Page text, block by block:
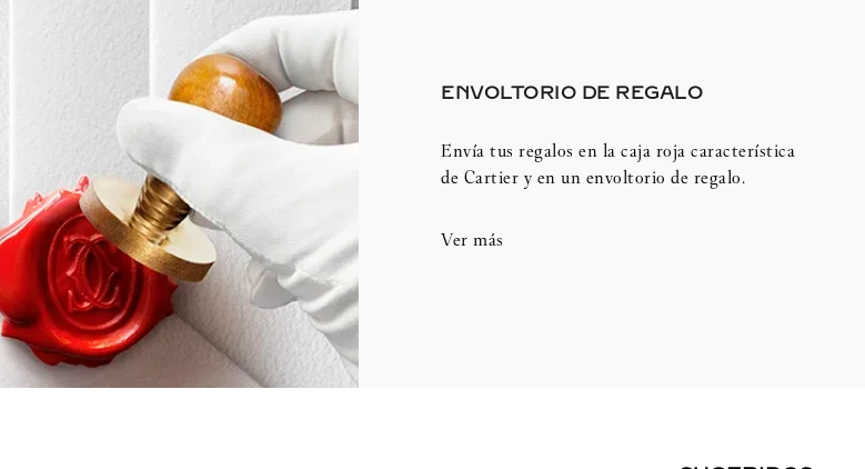
ENVOLTORIO DE REGALO
Envía tus regalos en la caja roja característica
de Cartier y en un envoltorio de regalo.
Ver más